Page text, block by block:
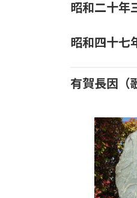
昭和二十年
昭和四十七
有賀長因（